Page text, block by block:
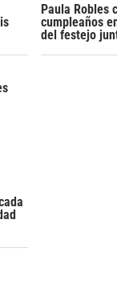
Paula Robles
cumpleaños
del festejo